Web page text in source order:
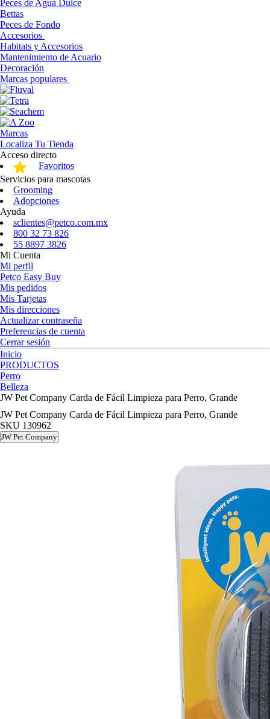
Peces de Agua Dulce
Bettas
Peces de Fondo
Accesorios
Habitats y Accesorios
Mantenimiento de Acuario
Decoración
Marcas populares
Marcas
Localiza Tu Tienda
Acceso directo
Favoritos
Servicios para mascotas
Grooming
Adopciones
Ayuda
sclientes@petco.com.mx
800 32 73 826
55 8897 3826
Mi Cuenta
Mi perfil
Petco Easy Buy
Mis pedidos
Mis Tarjetas
Mis direcciones
Actualizar contraseña
Preferencias de cuenta
Cerrar sesión
Inicio
PRODUCTOS
Perro
Belleza
JW Pet Company Carda de Fácil Limpieza para Perro, Grande
JW Pet Company Carda de Fácil Limpieza para Perro, Grande
SKU 130962
JW Pet Company